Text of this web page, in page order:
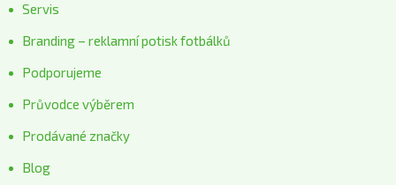
Servis
Branding – reklamní potisk fotbálků
Podporujeme
Průvodce výběrem
Prodávané značky
Blog